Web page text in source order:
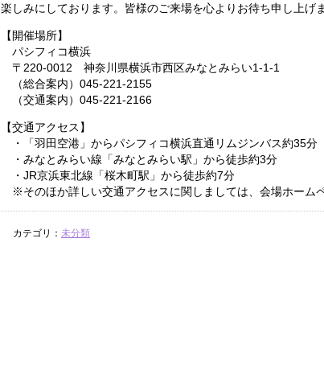
楽しみにしております。皆様のご来場を心よりお待ち申し上げま
【開催場所】
パシフィコ横浜
〒220-0012 神奈川県横浜市西区みなとみらい1-1-1
（総合案内）045-221-2155
（交通案内）045-221-2166
【交通アクセス】
・「羽田空港」からパシフィコ横浜直通リムジンバス約35分
・みなとみらい線「みなとみらい駅」から徒歩約3分
・JR京浜東北線「桜木町駅」から徒歩約7分
※そのほか詳しい交通アクセスに関しましては、会場ホーム
カテゴリ： 未分類